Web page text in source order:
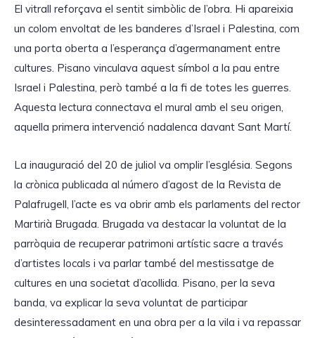
El vitrall reforçava el sentit simbòlic de l’obra. Hi apareixia
un colom envoltat de les banderes d’Israel i Palestina, com
una porta oberta a l’esperança d’agermanament entre
cultures. Pisano vinculava aquest símbol a la pau entre
Israel i Palestina, però també a la fi de totes les guerres.
Aquesta lectura connectava el mural amb el seu origen,
aquella primera intervenció nadalenca davant Sant Martí.
La inauguració del 20 de juliol va omplir l’església. Segons
la crònica publicada al número d’agost de la Revista de
Palafrugell, l’acte es va obrir amb els parlaments del rector
Martirià Brugada. Brugada va destacar la voluntat de la
parròquia de recuperar patrimoni artístic sacre a través
d’artistes locals i va parlar també del mestissatge de
cultures en una societat d’acollida. Pisano, per la seva
banda, va explicar la seva voluntat de participar
desinteressadament en una obra per a la vila i va repassar